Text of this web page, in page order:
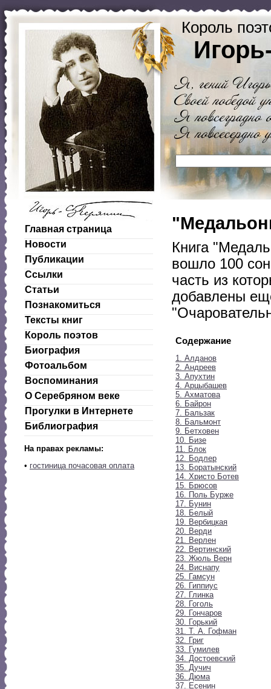
Король
Главная страница
Новости
Публикации
Ссылки
Статьи
Познакомиться
Тексты книг
Король поэтов
Биография
Фотоальбом
Воспоминания
О Серебряном веке
Прогулки в Интернете
Библиография
На правах рекламы:
• гостиница почасовая оплата
Книга
вошло 100
часть из
добавлены
Содержание
1. Алданов
2. Андреев
3. Апухтин
4. Арцыбашев
5. Ахматова
6. Байрон
7. Бальзак
8. Бальмонт
9. Бетховен
10. Бизе
11. Блок
12. Бодлер
13. Боратынский
14. Христо Ботев
15. Брюсов
16. Поль Бурже
17. Бунин
18. Белый
19. Вербицкая
20. Верди
21. Верлен
22. Вертинский
23. Жюль Верн
24. Виснапу
25. Гамсун
26. Гиппиус
27. Глинка
28. Гоголь
29. Гончаров
30. Горький
31. Т. А. Гофман
32. Григ
33. Гумилев
34. Достоевский
35. Дучич
36. Дюма
37. Есенин